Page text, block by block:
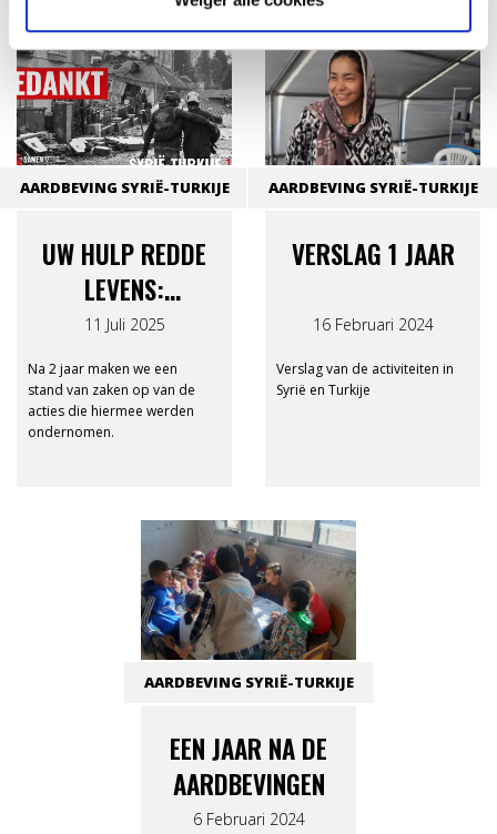
UW HULP REDDE
LEVENS:
EINDRAPPORT
SYRIË-TURKIJE 12-
12
11 Juli 2025
Na 2 jaar maken we een
stand van zaken op van de
acties die hiermee werden
ondernomen.
AARDBEVING SYRIË-TURKIJE
VERSLAG 1 JAAR
16 Februari 2024
Verslag van de activiteiten in
Syrië en Turkije
AARDBEVING SYRIË-TURKIJE
EEN JAAR NA DE
AARDBEVINGEN
6 Februari 2024
AARDBEVING SYRIË-TURKIJE